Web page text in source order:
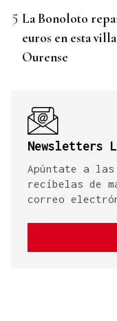
La Bonoloto
euros en esta
Ourense
Newsletters
Apúntate a
recíbelas de
correo